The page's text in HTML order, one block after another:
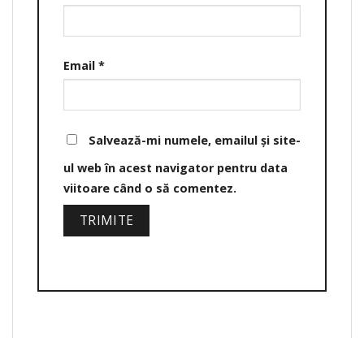
Email *
Salvează-mi numele, emailul și site-
ul web în acest navigator pentru data
viitoare când o să comentez.